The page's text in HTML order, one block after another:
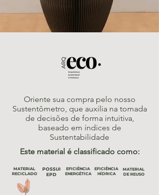
Oriente sua compra pelo nosso
Sustentômetro, que auxilia na tomada
de decisões de forma intuitiva,
baseado em índices de
Sustentabilidade
Este material é classificado como:
MATERIAL
RECICLADO
POSSUI
EPD
EFICIÊNCIA
ENERGÉTICA
EFICIÊNCIA
HÍDRICA
MATERIAL
DE REUSO